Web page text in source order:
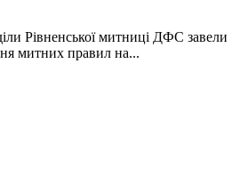
Рівненської митниці ДФС завели
митних правил на...